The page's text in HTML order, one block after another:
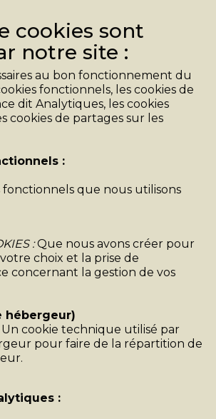
cookies sont
notre site :
au bon fonctionnement du
fonctionnels, les cookies de
dit Analytiques, les cookies
cookies de partages sur les
:
fonctionnels que nous utilisons
:Que nous avons créer pour
choix et la prise de
concernant la gestion de vos
hébergeur)
Un cookie technique utilisé par
pour faire de la répartition de
: